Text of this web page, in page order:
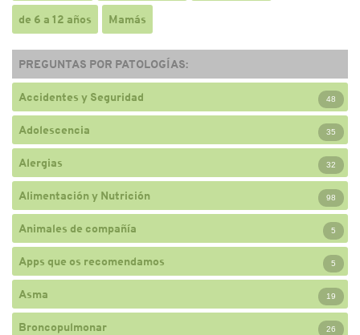
de 6 a 12 años Mamás
PREGUNTAS POR PATOLOGÍAS:
Accidentes y Seguridad 48
Adolescencia 35
Alergias 32
Alimentación y Nutrición 98
Animales de compañía 5
Apps que os recomendamos 5
Asma 19
Broncopulmonar 26